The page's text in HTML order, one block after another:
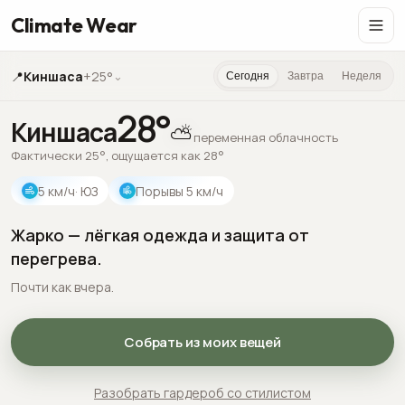
Climate Wear
📍Киншаса+25° ⌄ Сегодня Завтра Неделя
Киншаса28°⛅переменная облачность
Фактически 25°, ощущается как 28°
5 км/ч· ЮЗ Порывы 5 км/ч
Жарко — лёгкая одежда и защита от
перегрева.
Почти как вчера.
Собрать из моих вещей
Разобрать гардероб со стилистом